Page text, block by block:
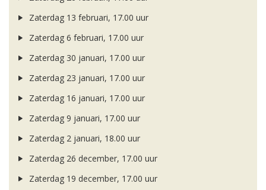
Zaterdag 13 februari, 17.00 uur
Zaterdag 6 februari, 17.00 uur
Zaterdag 30 januari, 17.00 uur
Zaterdag 23 januari, 17.00 uur
Zaterdag 16 januari, 17.00 uur
Zaterdag 9 januari, 17.00 uur
Zaterdag 2 januari, 18.00 uur
Zaterdag 26 december, 17.00 uur
Zaterdag 19 december, 17.00 uur